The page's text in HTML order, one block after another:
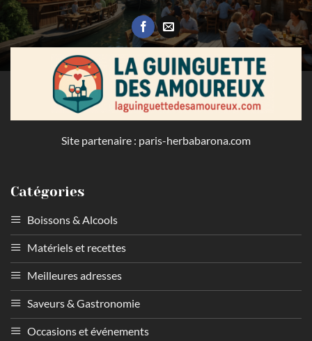
Site partenaire : paris-herbabarona.com
Catégories
Boissons & Alcools
Matériels et recettes
Meilleures adresses
Saveurs & Gastronomie
Occasions et événements